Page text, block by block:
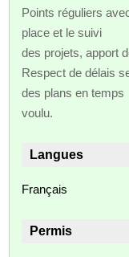
Points réguliers
place et le suivi
des projets, apport
Respect de délais
des plans en temps
voulu.
Langues
Français
Permis